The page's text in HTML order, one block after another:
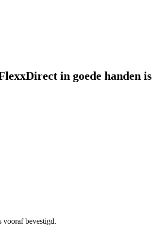
in goede handen is
bevestigd.